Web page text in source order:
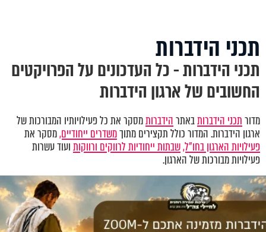
תכני הידברות
תכני הידברות - כל העדכונים על הפרויקטים
החשובים של ארגון הידברות
מדורתכני הידברותבאתרהידברותמסקר את כל פעילויותיו המבורכות של
ארגון הידברות. המדור כולל תקצירים מתוךמשדרים ייחודיים,מסקר את
פעילויות הארגון בחו"ל,שבתות ייחודיות לרווקים ורווקותועוד עשרות
פעילויות מבורכות של הארגון.